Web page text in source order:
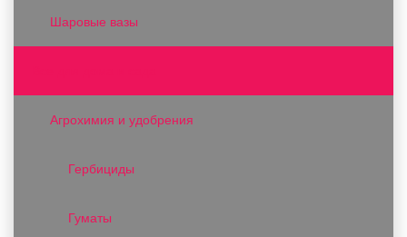
Шаровые вазы
Агрохимия и удобрения
Гербициды
Гуматы